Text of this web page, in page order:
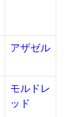
アザゼル
モルドレ
ッド